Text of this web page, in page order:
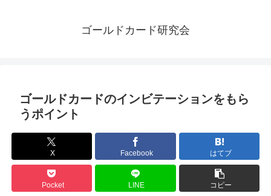
ゴールドカード研究会
ゴールドカードのインビテーションをもら
うポイント
X Facebook はてブ
Pocket LINE コピー